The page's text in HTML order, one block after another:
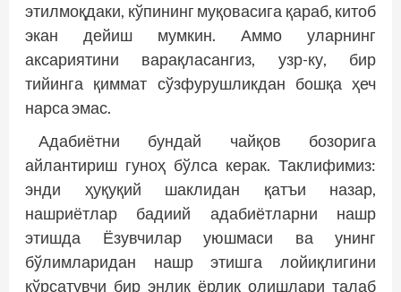
этилмоқдаки, кўпининг муқовасига қараб, китоб
экан дейиш мумкин. Аммо уларнинг
аксариятини варақласангиз, узр-ку, бир
тийинга қиммат сўзфурушликдан бошқа ҳеч
нарса эмас.
Адабиётни бундай чайқов бозорига
айлантириш гуноҳ бўлса керак. Таклифимиз:
энди ҳуқуқий шаклидан қатъи назар,
нашриётлар бадиий адабиётларни нашр
этишда Ёзувчилар уюшмаси ва унинг
бўлимларидан нашр этишга лойиқлигини
кўрсатувчи бир энлик ёрлиқ олишлари талаб